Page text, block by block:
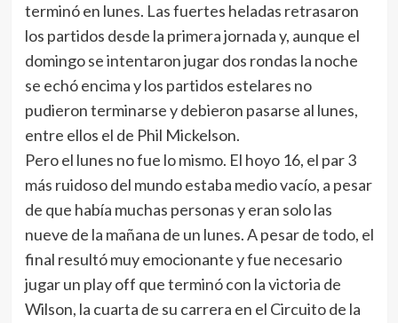
terminó en lunes. Las fuertes heladas retrasaron
los partidos desde la primera jornada y, aunque el
domingo se intentaron jugar dos rondas la noche
se echó encima y los partidos estelares no
pudieron terminarse y debieron pasarse al lunes,
entre ellos el de Phil Mickelson.
Pero el lunes no fue lo mismo. El hoyo 16, el par 3
más ruidoso del mundo estaba medio vacío, a pesar
de que había muchas personas y eran solo las
nueve de la mañana de un lunes. A pesar de todo, el
final resultó muy emocionante y fue necesario
jugar un play off que terminó con la victoria de
Wilson, la cuarta de su carrera en el Circuito de la